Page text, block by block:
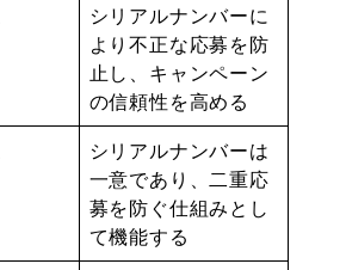
シリアルナンバーに
より不正な応募を防
止し、キャンペーン
の信頼性を高める
シリアルナンバーは
一意であり、二重応
募を防ぐ仕組みとし
て機能する